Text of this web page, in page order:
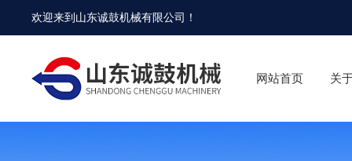
欢迎来到 山东诚鼓机械有限公司 ！
网站首页 关